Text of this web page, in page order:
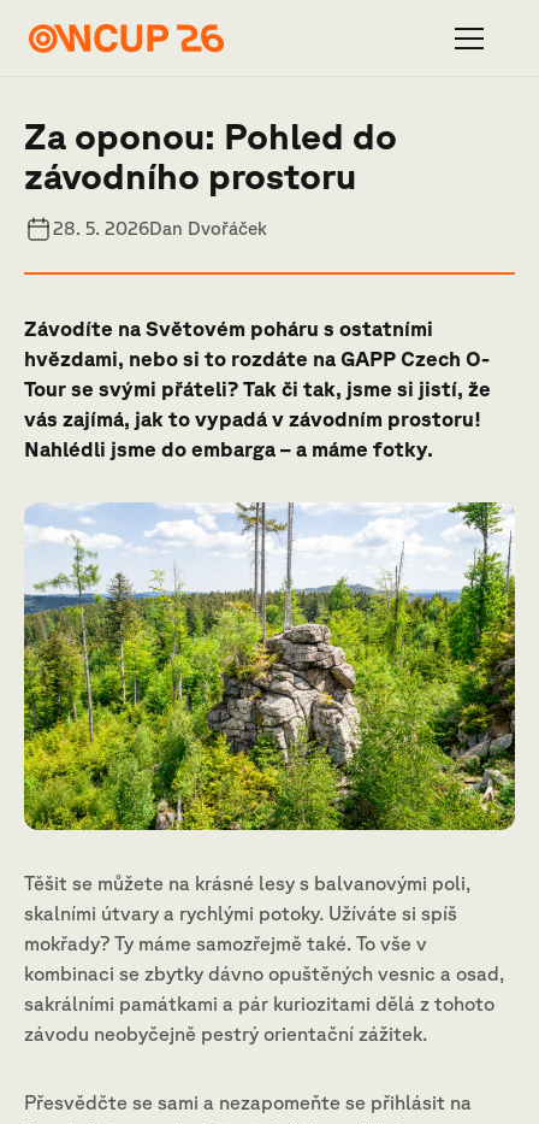
Za oponou: Pohled do
závodního prostoru
28. 5. 2026Dan Dvořáček
Závodíte na Světovém poháru s ostatními
hvězdami, nebo si to rozdáte na GAPP Czech O-
Tour se svými přáteli? Tak či tak, jsme si jistí, že
vás zajímá, jak to vypadá v závodním prostoru!
Nahlédli jsme do embarga – a máme fotky.
Těšit se můžete na krásné lesy s balvanovými poli,
skalními útvary a rychlými potoky. Užíváte si spíš
mokřady? Ty máme samozřejmě také. To vše v
kombinaci se zbytky dávno opuštěných vesnic a osad,
sakrálními památkami a pár kuriozitami dělá z tohoto
závodu neobyčejně pestrý orientační zážitek.
Přesvědčte se sami a nezapomeňte se přihlásit na